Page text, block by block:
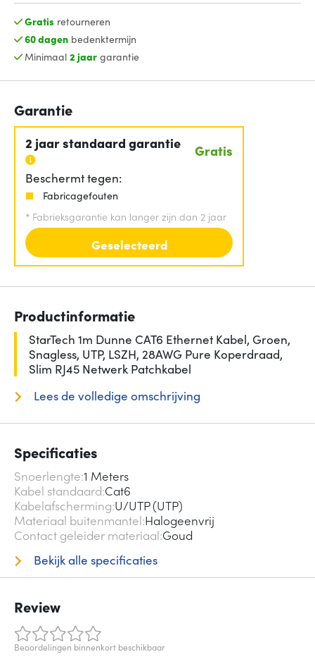
Gratis retourneren
60 dagenbedenktermijn
Minimaal 2 jaargarantie
Garantie
2 jaar standaard garantie Gratis
Beschermt tegen:
Fabricagefouten
* Fabrieksgarantie kan langer zijn dan 2 jaar
Geselecteerd
Productinformatie
StarTech 1m Dunne CAT6 Ethernet Kabel, Groen,
Snagless, UTP, LSZH, 28AWG Pure Koperdraad,
Slim RJ45 Netwerk Patchkabel
Lees de volledige omschrijving
Specificaties
Snoerlengte 1 Meters
Kabel standaard Cat6
Kabelafscherming U/UTP (UTP)
Materiaal buitenmantel Halogeenvrij
Contact geleider materiaal Goud
Bekijk alle specificaties
Review
Beoordelingen binnenkort beschikbaar